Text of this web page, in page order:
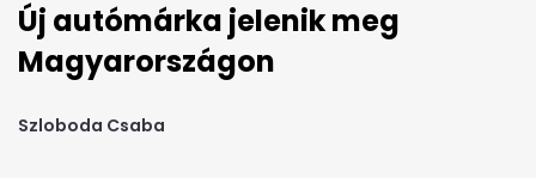
Új autómárka jelenik meg
Magyarországon
Szloboda Csaba